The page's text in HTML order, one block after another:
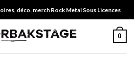
déco, merch Rock Metal Sous Licences
0